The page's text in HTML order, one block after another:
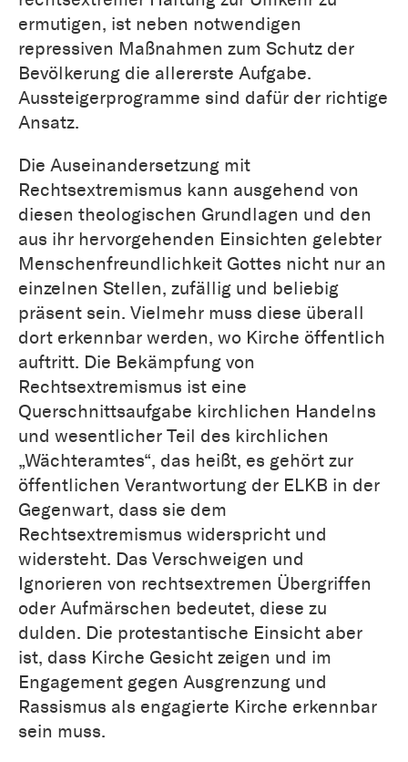
ermutigen, ist neben notwendigen
repressiven Maßnahmen zum Schutz der
Bevölkerung die allererste Aufgabe.
Aussteigerprogramme sind dafür der richtige
Ansatz.
Die Auseinandersetzung mit
Rechtsextremismus kann ausgehend von
diesen theologischen Grundlagen und den
aus ihr hervorgehenden Einsichten gelebter
Menschenfreundlichkeit Gottes nicht nur an
einzelnen Stellen, zufällig und beliebig
präsent sein. Vielmehr muss diese überall
dort erkennbar werden, wo Kirche öffentlich
auftritt. Die Bekämpfung von
Rechtsextremismus ist eine
Querschnittsaufgabe kirchlichen Handelns
und wesentlicher Teil des kirchlichen
„Wächteramtes“, das heißt, es gehört zur
öffentlichen Verantwortung der ELKB in der
Gegenwart, dass sie dem
Rechtsextremismus widerspricht und
widersteht. Das Verschweigen und
Ignorieren von rechtsextremen Übergriffen
oder Aufmärschen bedeutet, diese zu
dulden. Die protestantische Einsicht aber
ist, dass Kirche Gesicht zeigen und im
Engagement gegen Ausgrenzung und
Rassismus als engagierte Kirche erkennbar
sein muss.